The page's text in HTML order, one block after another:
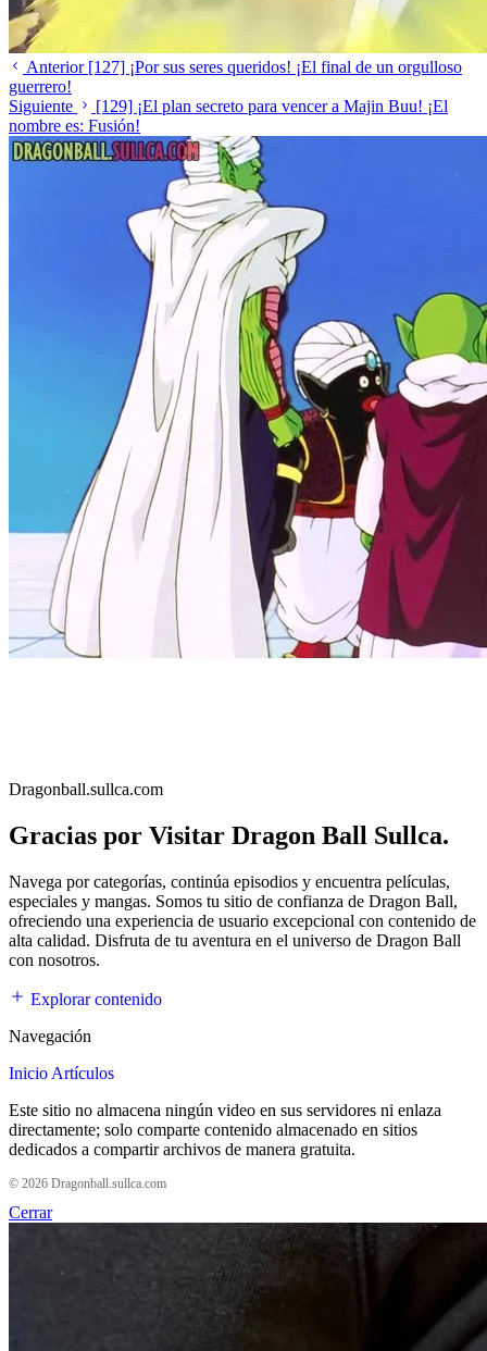
Anterior [127] ¡Por sus seres queridos! ¡El final de un orgulloso
guerrero!
Siguiente
[129] ¡El plan secreto para vencer a Majin Buu! ¡El
nombre es: Fusión!
Dragonball.sullca.com
Gracias por Visitar Dragon Ball Sullca.
Navega por categorías, continúa episodios y encuentra películas,
especiales y mangas. Somos tu sitio de confianza de Dragon Ball,
ofreciendo una experiencia de usuario excepcional con contenido de
alta calidad. Disfruta de tu aventura en el universo de Dragon Ball
con nosotros.
Explorar contenido
Navegación
Inicio Artículos
Este sitio no almacena ningún video en sus servidores ni enlaza
directamente; solo comparte contenido almacenado en sitios
dedicados a compartir archivos de manera gratuita.
© 2026 Dragonball.sullca.com
Cerrar